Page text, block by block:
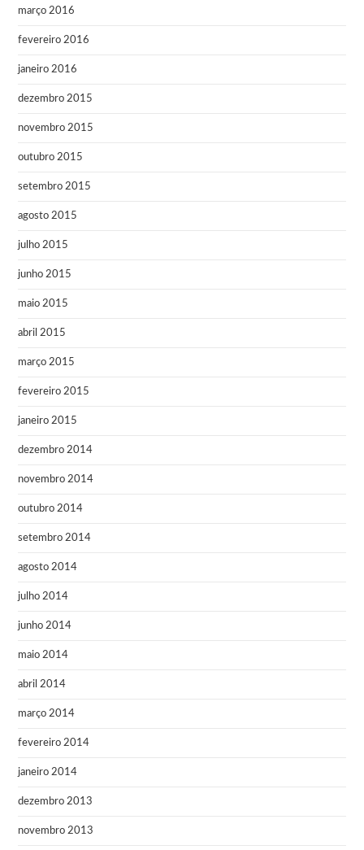
março 2016
fevereiro 2016
janeiro 2016
dezembro 2015
novembro 2015
outubro 2015
setembro 2015
agosto 2015
julho 2015
junho 2015
maio 2015
abril 2015
março 2015
fevereiro 2015
janeiro 2015
dezembro 2014
novembro 2014
outubro 2014
setembro 2014
agosto 2014
julho 2014
junho 2014
maio 2014
abril 2014
março 2014
fevereiro 2014
janeiro 2014
dezembro 2013
novembro 2013